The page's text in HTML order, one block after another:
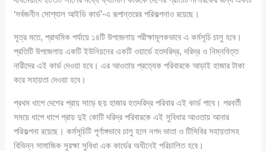
‘সর্বজনীন সোশ্যাল আইডি কার্ড’-এ রূপান্তরের পরিকল্পনাও রয়েছে।
সূত্র মতে, প্রাথমিক পর্যায়ে ১৪টি উপজেলায় পরীক্ষামূলকভাবে এ কর্মসূচি চালু হবে।
প্রতিটি উপজেলায় একটি ইউনিয়নের একটি ওয়ার্ডে হতদরিদ্র, দরিদ্র ও নিম্নবিত্ত
নারীদের এই কার্ড দেওয়া হবে। এর আওতায় প্রত্যেক পরিবারকে আড়াই হাজার টাকা
করে সহায়তা দেওয়া হবে।
প্রথম ধাপে দেশের প্রায় সাড়ে ছয় হাজার হতদরিদ্র পরিবার এই কার্ড পাবে। পরবর্তী
সময়ে ধাপে ধাপে প্রায় দুই কোটি দরিদ্র পরিবারকে এই সুবিধার আওতায় আনার
পরিকল্পনা রয়েছে। কর্মসূচিটি পূর্ণাঙ্গভাবে চালু হলে নগদ ভাতা ও টিসিবির সহায়তাসহ
বিভিন্ন সামাজিক সুরক্ষা সুবিধা এক কার্ডের অধীনেই পরিচালিত হবে।